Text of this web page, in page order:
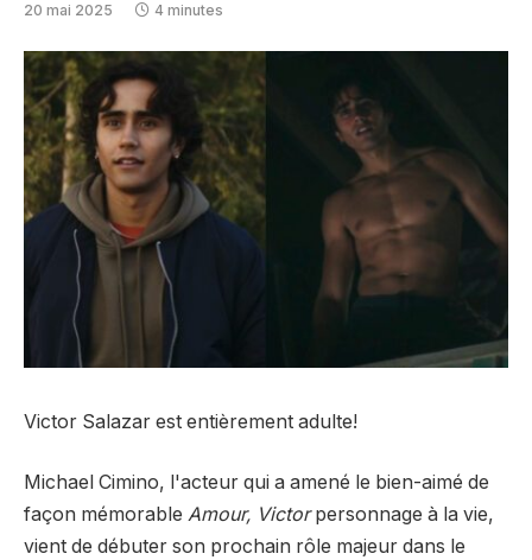
20 mai 2025 4 minutes
Victor Salazar est entièrement adulte!
Michael Cimino, l'acteur qui a amené le bien-aimé de
façon mémorable Amour, Victorpersonnage à la vie,
vient de débuter son prochain rôle majeur dans le